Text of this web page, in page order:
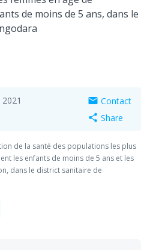
de moins de 5 ans, dans le
mail Contact
share Share
de la santé des populations les plus
les enfants de moins de 5 ans et les
dans le district sanitaire de
volets d’activités seront développés
et promotionnelle. Il regroupe